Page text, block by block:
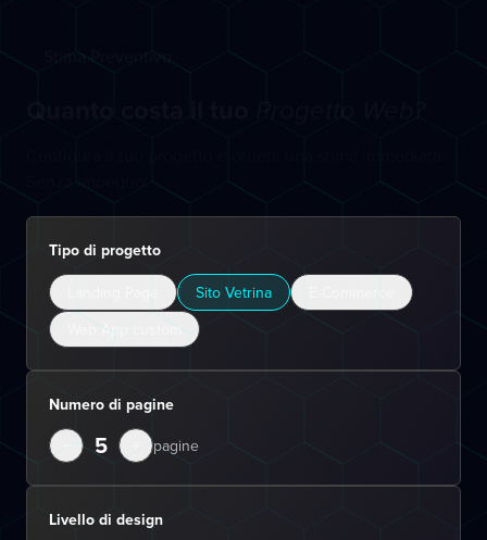
Tipo di progetto
Sito Vetrina
Web App custom
Numero di pagine
− 5 pagine
Livello di design